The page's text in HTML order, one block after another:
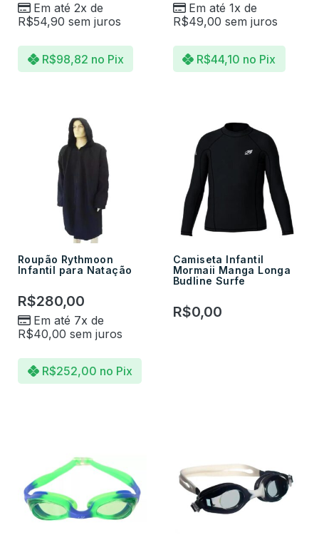
Em até 2x de
R$54,90 sem juros
R$98,82 no Pix
Em até 1x de
R$49,00 sem juros
R$44,10 no Pix
Roupão Rythmoon
Infantil para Natação
R$280,00
Em até 7x de
R$40,00 sem juros
R$252,00 no Pix
Camiseta Infantil
Mormaii Manga Longa
Budline Surfe
R$0,00